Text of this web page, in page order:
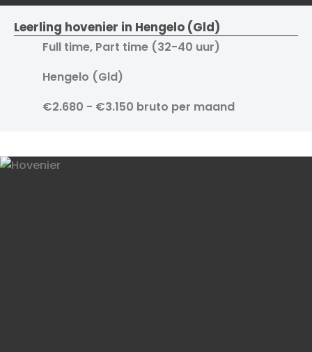
Leerling hovenier in Hengelo (Gld)
Full time, Part time (32-40 uur)
Hengelo (Gld)
€2.680 - €3.150 bruto per maand